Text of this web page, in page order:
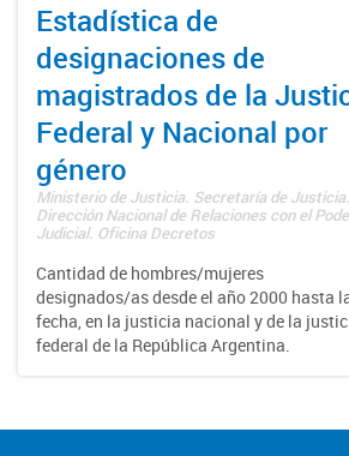
Estadística de
designaciones de
magistrados de la
Federal y Nacional por
género
Ministerio de Justicia. Secretaría de Justicia.
Dirección Nacional de Relaciones con el
Judicial. Oficina Decretos
Cantidad de hombres/mujeres
designados/as desde el año 2000 hasta
fecha, en la justicia nacional y de la
federal de la República Argentina.